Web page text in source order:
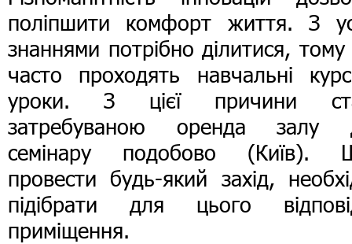
поліпшити комфорт життя. З
знаннями потрібно ділитися, тому
часто проходять навчальні
уроки. З цієї причини
затребуваною оренда залу
семінару подобово (Київ).
провести будь-який захід,
підібрати для цього
приміщення.